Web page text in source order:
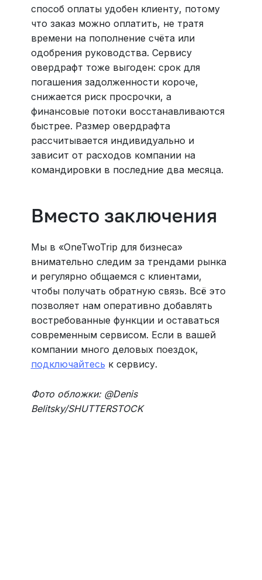
способ оплаты удобен клиенту, потому
что заказ можно оплатить, не тратя
времени на пополнение счёта или
одобрения руководства. Сервису
овердрафт тоже выгоден: срок для
погашения задолженности короче,
снижается риск просрочки, а
финансовые потоки восстанавливаются
быстрее. Размер овердрафта
рассчитывается индивидуально и
зависит от расходов компании на
командировки в последние два месяца.
Вместо заключения
Мы в «OneTwoTrip для бизнеса»
внимательно следим за трендами рынка
и регулярно общаемся с клиентами,
чтобы получать обратную связь. Всё это
позволяет нам оперативно добавлять
востребованные функции и оставаться
современным сервисом. Если в вашей
компании много деловых поездок,
подключайтесь к сервису.
Фото обложки: @Denis
Belitsky/SHUTTERSTOCK